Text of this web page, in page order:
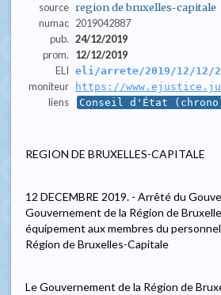
source region de bruxelles-capitale
numac 2019042887
pub. 24/12/2019
prom.
12/12/2019
ELI eli/arrete/2019/12/12/
moniteur https://
liens Conseil d'État
REGION DE BRUXELLES-CAPITALE
12 DECEMBRE 2019. - Arrêté du
Gouvernement de la Région de
équipement aux membres du
Région de Bruxelles-Capitale
Le Gouvernement de la Région de